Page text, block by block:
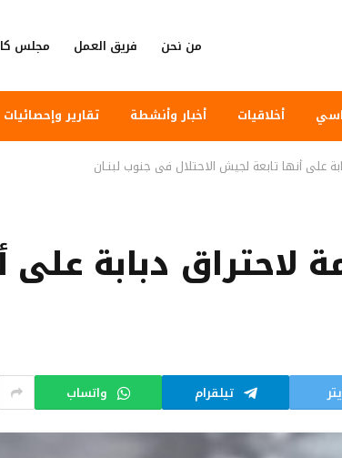
من نحن فريق العمل مجلس
أخلاقيات أخبار وأنشطة تقارير وإحصائيات
على أنها تابعة لجيش الاحتلال في جنوب لبنـان
لاحتراق دبابة
تيلقرام واتساب